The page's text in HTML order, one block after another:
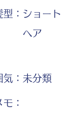
型： ショート
ヘア
： 未分類
モ：